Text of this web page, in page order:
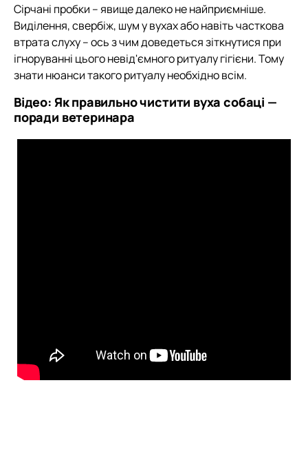
Сірчані пробки – явище далеко не найприємніше.
Виділення, свербіж, шум у вухах або навіть часткова
втрата слуху – ось з чим доведеться зіткнутися при
ігноруванні цього невід'ємного ритуалу гігієни. Тому
знати нюанси такого ритуалу необхідно всім.
Відео: Як правильно чистити вуха собаці —
поради ветеринара